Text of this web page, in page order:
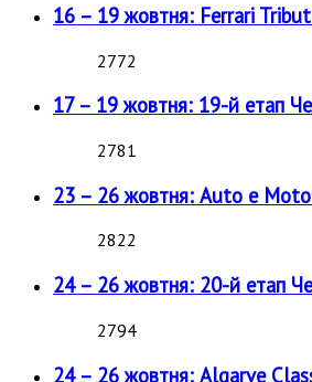
16 – 19 жовтня: Ferrari
2772
17 – 19 жовтня: 19-й етап
2781
23 – 26 жовтня: Auto e
2822
24 – 26 жовтня: 20-й етап
2794
24 – 26 жовтня: Algarve